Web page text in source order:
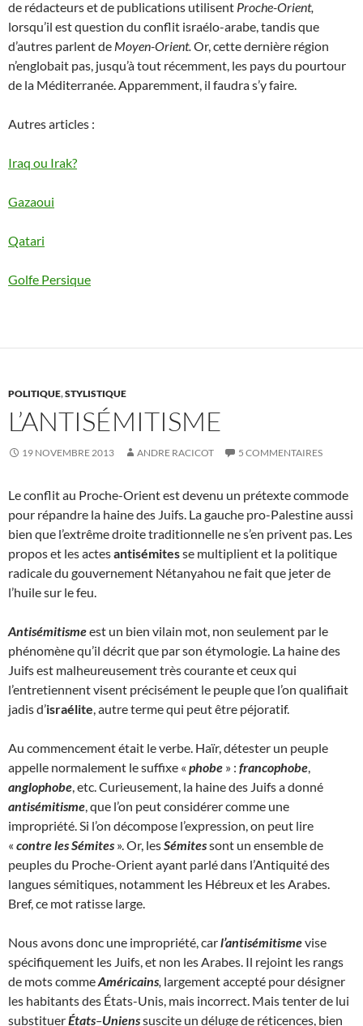
de rédacteurs et de publications utilisent Proche-Orient,
lorsqu’il est question du conflit israélo-arabe, tandis que
d’autres parlent de Moyen-Orient.Or, cette dernière région
n’englobait pas, jusqu’à tout récemment, les pays du pourtour
de la Méditerranée. Apparemment, il faudra s’y faire.
Autres articles :
Iraq ou Irak?
Gazaoui
Qatari
Golfe Persique
POLITIQUE,STYLISTIQUE
L’ANTISÉMITISME
19 NOVEMBRE 2013 ANDRE RACICOT 5 COMMENTAIRES
Le conflit au Proche-Orient est devenu un prétexte commode
pour répandre la haine des Juifs. La gauche pro-Palestine aussi
bien que l’extrême droite traditionnelle ne s’en privent pas. Les
propos et les actesantisémitesse multiplient et la politique
radicale du gouvernement Nétanyahou ne fait que jeter de
l’huile sur le feu.
Antisémitismeest un bien vilain mot, non seulement par le
phénomène qu’il décrit que par son étymologie. La haine des
Juifs est malheureusement très courante et ceux qui
l’entretiennent visent précisément le peuple que l’on qualifiait
jadis d’israélite, autre terme qui peut être péjoratif.
Au commencement était le verbe. Haïr, détester un peuple
appelle normalement le suffixe « phobe » : francophobe,
anglophobe, etc. Curieusement, la haine des Juifs a donné
antisémitisme, que l’on peut considérer comme une
impropriété. Si l’on décompose l’expression, on peut lire
« contre les Sémites ». Or, lesSémitessont un ensemble de
peuples du Proche-Orient ayant parlé dans l’Antiquité des
langues sémitiques, notamment les Hébreux et les Arabes.
Bref, ce mot ratisse large.
Nous avons donc une impropriété, carl’antisémitismevise
spécifiquement les Juifs, et non les Arabes. Il rejoint les rangs
de mots commeAméricains, largement accepté pour désigner
les habitants des États-Unis, mais incorrect. Mais tenter de lui
substituerÉtats–Unienssuscite un déluge de réticences, bien